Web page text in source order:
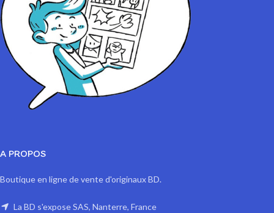
A PROPOS
Boutique en ligne de vente d'originaux BD.
La BD s'expose SAS, Nanterre, France